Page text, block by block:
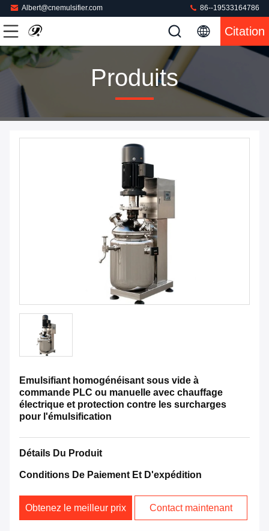
Albert@cnemulsifier.com 86--19533164786
Citation
Produits
Emulsifiant homogénéisant sous vide à
commande PLC ou manuelle avec chauffage
électrique et protection contre les surcharges
pour l'émulsification
Détails Du Produit
Conditions De Paiement Et D'expédition
Obtenez le meilleur prix Contact maintenant